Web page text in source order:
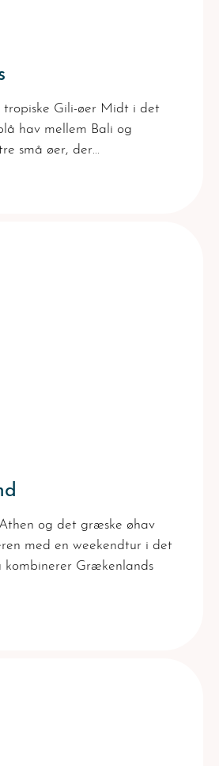
tropiske Gili-øer Midt i det
hav mellem Bali og
små øer, der…
og det græske øhav
med en weekendtur i det
kombinerer Grækenlands